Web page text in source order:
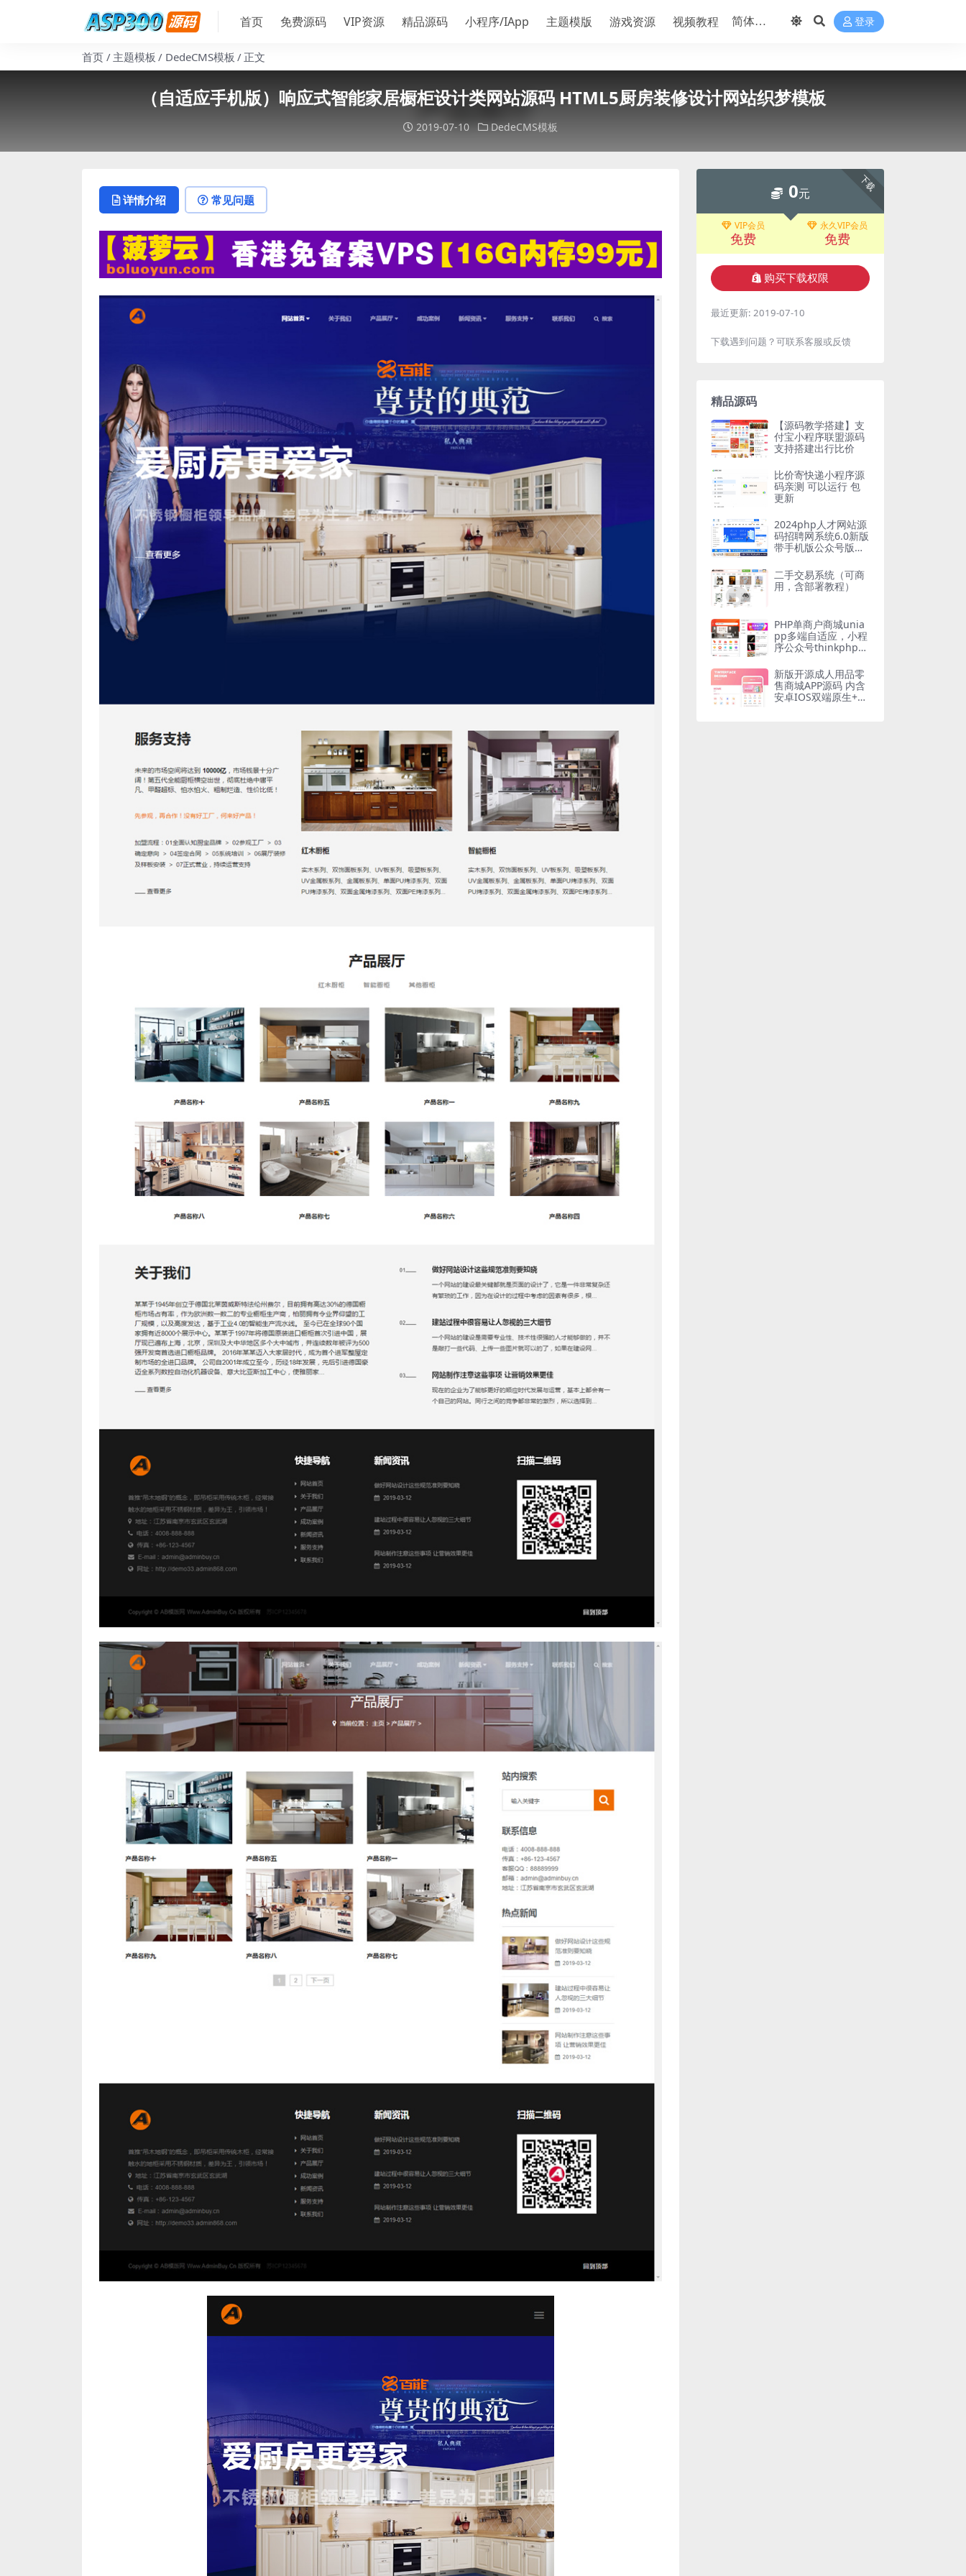
首页 免费源码 VIP资源 精品源码 小程序/IApp 主题模版 游戏资源 视频教程 登录
首页 主题模板 DedeCMS模板 正文
（自适应手机版）响应式智能家居橱柜设计类网站源码 HTML5厨房装修设计网站织梦模板
2019-07-10 DedeCMS模板
详情介绍 常见问题
下载
0元
VIP会员
免费
永久VIP会员
免费
购买下载权限
最近更新: 2019-07-10
下载遇到问题？可联系客服或反馈
精品源码
【源码教学搭建】支
付宝小程序联盟源码
支持搭建出行比价
比价寄快递小程序源
码亲测 可以运行 包
更新
2024php人才网站源
码招聘网系统6.0新版
带手机版公众号版整
二手交易系统（可商
用，含部署教程）
PHP单商户商城unia
pp多端自适应，小程
序公众号thinkphp源
新版开源成人用品零
售商城APP源码 内含
安卓IOS双端原生+小